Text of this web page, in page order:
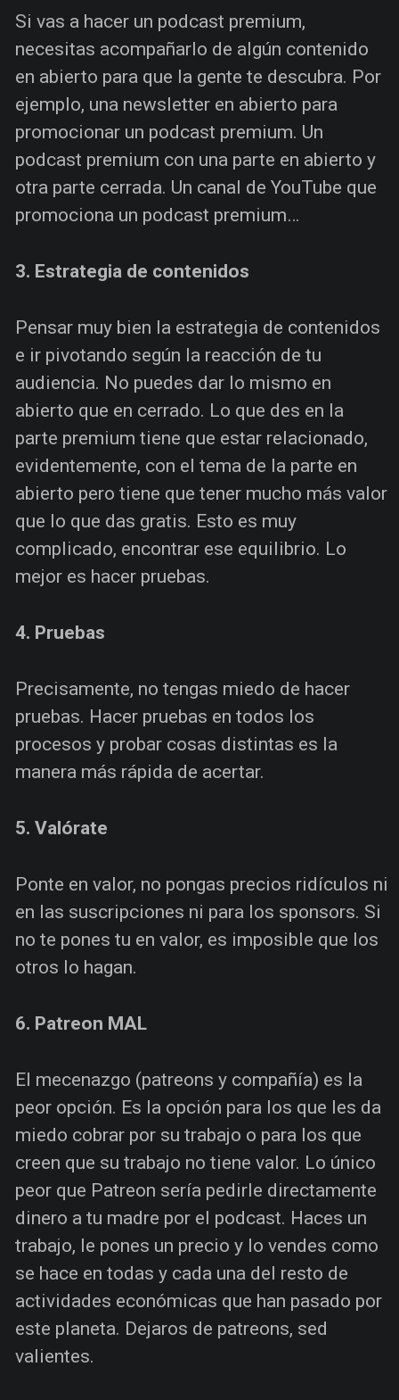
Si vas a hacer un podcast premium,
necesitas acompañarlo de algún contenido
en abierto para que la gente te descubra. Por
ejemplo, una newsletter en abierto para
promocionar un podcast premium. Un
podcast premium con una parte en abierto y
otra parte cerrada. Un canal de YouTube que
promociona un podcast premium…
3. Estrategia de contenidos
Pensar muy bien la estrategia de contenidos
e ir pivotando según la reacción de tu
audiencia. No puedes dar lo mismo en
abierto que en cerrado. Lo que des en la
parte premium tiene que estar relacionado,
evidentemente, con el tema de la parte en
abierto pero tiene que tener mucho más valor
que lo que das gratis. Esto es muy
complicado, encontrar ese equilibrio. Lo
mejor es hacer pruebas.
4. Pruebas
Precisamente, no tengas miedo de hacer
pruebas. Hacer pruebas en todos los
procesos y probar cosas distintas es la
manera más rápida de acertar.
5. Valórate
Ponte en valor, no pongas precios ridículos ni
en las suscripciones ni para los sponsors. Si
no te pones tu en valor, es imposible que los
otros lo hagan.
6. Patreon MAL
El mecenazgo (patreons y compañía) es la
peor opción. Es la opción para los que les da
miedo cobrar por su trabajo o para los que
creen que su trabajo no tiene valor. Lo único
peor que Patreon sería pedirle directamente
dinero a tu madre por el podcast. Haces un
trabajo, le pones un precio y lo vendes como
se hace en todas y cada una del resto de
actividades económicas que han pasado por
este planeta. Dejaros de patreons, sed
valientes.